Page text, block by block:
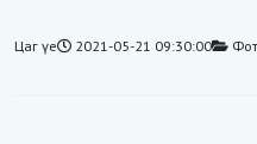
Цаг үе 2021-05-21 09:30:00